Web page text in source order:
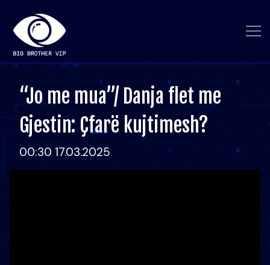
“Jo me mua”/ Danja flet me
Gjestin: Çfarë kujtimesh?
00:30 17.03.2025